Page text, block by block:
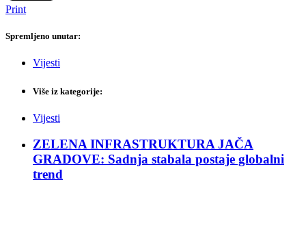
Print
Spremljeno unutar:
Vijesti
Više iz kategorije:
Vijesti
ZELENA INFRASTRUKTURA JAČA
GRADOVE: Sadnja stabala postaje globalni
trend